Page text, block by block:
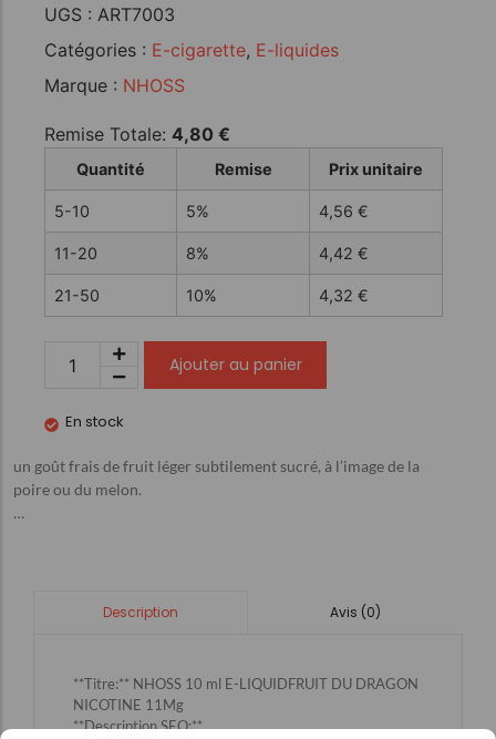
UGS : ART7003
Catégories : E-cigarette, E-liquides
Marque : NHOSS
Remise Totale: 4,80 €
Quantité Remise Prix unitaire
5-10 5% 4,56 €
11-20 8% 4,42 €
21-50 10% 4,32 €
Ajouter au panier
En stock
un goût frais de fruit léger subtilement sucré, à l’image de la
poire ou du melon.
…
Description Avis (0)
**Titre:** NHOSS 10 ml E-LIQUIDFRUIT DU DRAGON
NICOTINE 11Mg
**Description SEO:**